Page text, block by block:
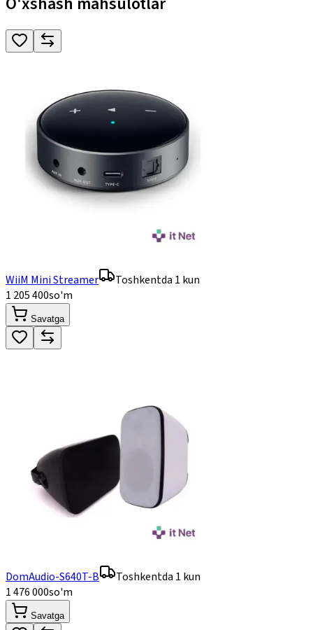
WiiM Mini Streamer
Toshkentda 1 kun
1 205 400so'm
Savatga
DomAudio-S640T-B
Toshkentda 1 kun
1 476 000so'm
Savatga